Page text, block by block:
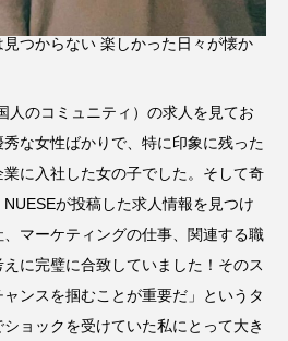
つからない 楽しかった日々が懐か
人のコミュニティ）の求人を見てお
な女性ばかりで、特に印象に残った
に入社した女の子でした。そして奇
が投稿した求人情報を見つけ
マーケティングの仕事、関連する職
に完璧に合致していました！そのス
ンスを掴むことが重要だ」というタ
ョックを受けていた私にとって大き